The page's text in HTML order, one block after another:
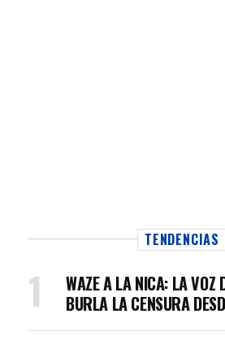
TENDENCIAS
WAZE A LA NICA: LA VOZ
BURLA LA CENSURA